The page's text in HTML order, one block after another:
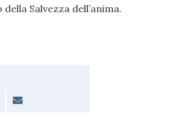
Salvezza dell’anima.